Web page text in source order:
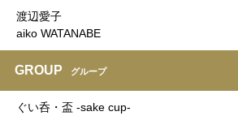
渡辺愛子
aiko WATANABE
GROUP グループ
ぐい呑・盃 -sake cup-